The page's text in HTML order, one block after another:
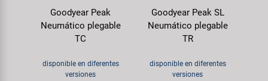
Goodyear Peak
Neumático plegable
TC
disponible en diferentes
versiones
Goodyear Peak SL
Neumático plegable
TR
disponible en diferentes
versiones